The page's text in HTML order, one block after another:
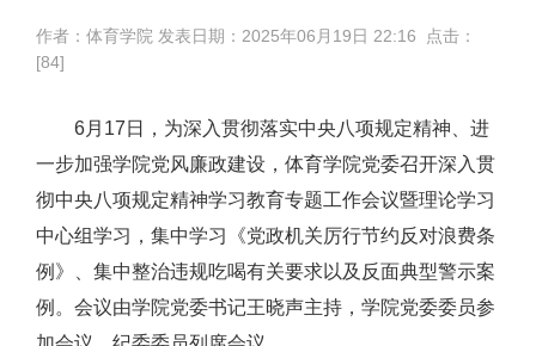
作者：体育学院 发表日期： 2025年06月19日 22:16 点击：
[84]
6月17日，为深入贯彻落实中央八项规定精神、进
一步加强学院党风廉政建设，体育学院党委召开深入贯
彻中央八项规定精神学习教育专题工作会议暨理论学习
中心组学习，集中学习《党政机关厉行节约反对浪费条
例》、集中整治违规吃喝有关要求以及反面典型警示案
例。会议由学院党委书记王晓声主持，学院党委委员参